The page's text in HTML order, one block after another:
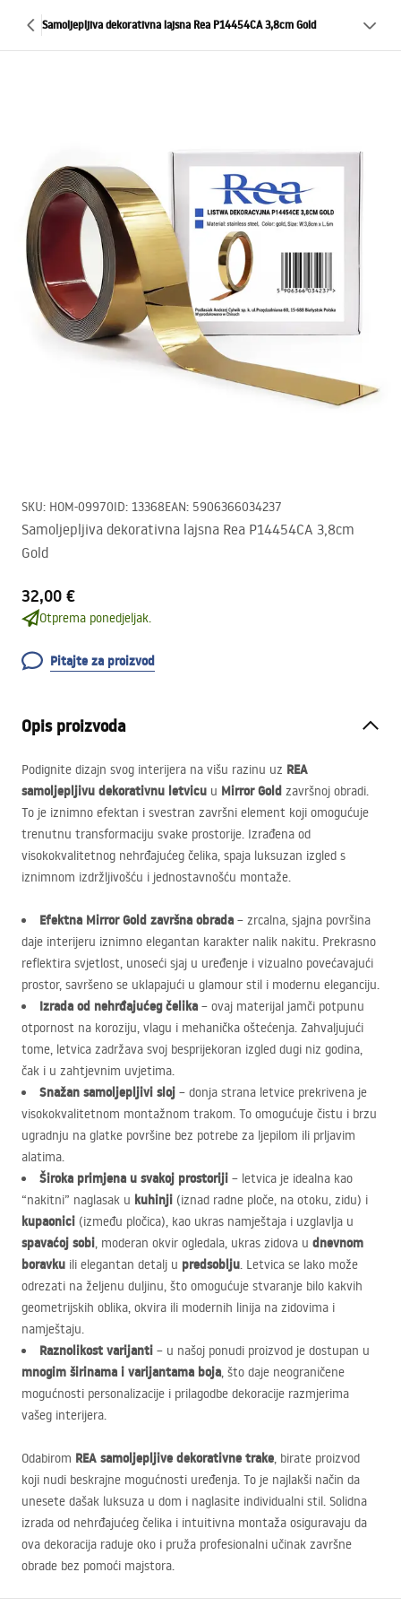
Samoljepljiva dekorativna lajsna Rea P14454CA 3,8cm Gold
SKU: HOM-09970ID: 13368EAN: 5906366034237
Samoljepljiva dekorativna lajsna Rea P14454CA 3,8cm
Gold
32,00 €
Otprema ponedjeljak.
Pitajte za proizvod
Opis proizvoda
Podignite dizajn svog interijera na višu razinu uz REA
samoljepljivu dekorativnu letvicu u Mirror Gold završnoj obradi.
To je iznimno efektan i svestran završni element koji omogućuje
trenutnu transformaciju svake prostorije. Izrađena od
visokokvalitetnog nehrđajućeg čelika, spaja luksuzan izgled s
iznimnom izdržljivošću i jednostavnošću montaže.
Efektna Mirror Gold završna obrada – zrcalna, sjajna površina
daje interijeru iznimno elegantan karakter nalik nakitu. Prekrasno
reflektira svjetlost, unoseći sjaj u uređenje i vizualno povećavajući
prostor, savršeno se uklapajući u glamour stil i modernu eleganciju.
Izrada od nehrđajućeg čelika – ovaj materijal jamči potpunu
otpornost na koroziju, vlagu i mehanička oštećenja. Zahvaljujući
tome, letvica zadržava svoj besprijekoran izgled dugi niz godina,
čak i u zahtjevnim uvjetima.
Snažan samoljepljivi sloj – donja strana letvice prekrivena je
visokokvalitetnom montažnom trakom. To omogućuje čistu i brzu
ugradnju na glatke površine bez potrebe za ljepilom ili prljavim
alatima.
Široka primjena u svakoj prostoriji – letvica je idealna kao
“nakitni” naglasak u kuhinji (iznad radne ploče, na otoku, zidu) i
kupaonici (između pločica), kao ukras namještaja i uzglavlja u
spavaćoj sobi, moderan okvir ogledala, ukras zidova u dnevnom
boravku ili elegantan detalj u predsoblju. Letvica se lako može
odrezati na željenu duljinu, što omogućuje stvaranje bilo kakvih
geometrijskih oblika, okvira ili modernih linija na zidovima i
namještaju.
Raznolikost varijanti – u našoj ponudi proizvod je dostupan u
mnogim širinama i varijantama boja, što daje neograničene
mogućnosti personalizacije i prilagodbe dekoracije razmjerima
vašeg interijera.
Odabirom REA samoljepljive dekorativne trake, birate proizvod
koji nudi beskrajne mogućnosti uređenja. To je najlakši način da
unesete dašak luksuza u dom i naglasite individualni stil. Solidna
izrada od nehrđajućeg čelika i intuitivna montaža osiguravaju da
ova dekoracija raduje oko i pruža profesionalni učinak završne
obrade bez pomoći majstora.